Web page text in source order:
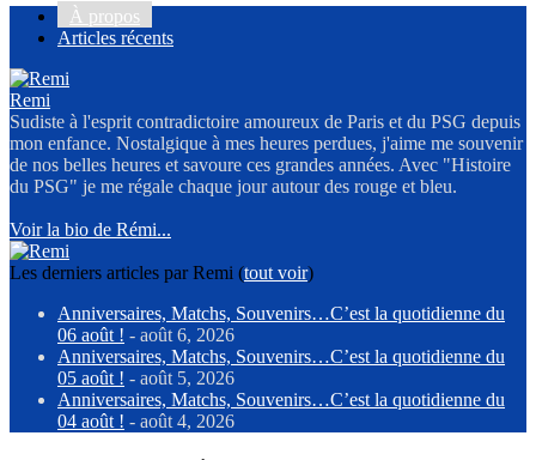
À propos
Articles récents
Remi
Sudiste à l'esprit contradictoire amoureux de Paris et du PSG depuis
mon enfance. Nostalgique à mes heures perdues, j'aime me souvenir
de nos belles heures et savoure ces grandes années. Avec "Histoire
du PSG" je me régale chaque jour autour des rouge et bleu.
Voir la bio de Rémi...
Les derniers articles par Remi (tout voir)
Anniversaires, Matchs, Souvenirs…C’est la quotidienne du
06 août ! - août 6, 2026
Anniversaires, Matchs, Souvenirs…C’est la quotidienne du
05 août ! - août 5, 2026
Anniversaires, Matchs, Souvenirs…C’est la quotidienne du
04 août ! - août 4, 2026